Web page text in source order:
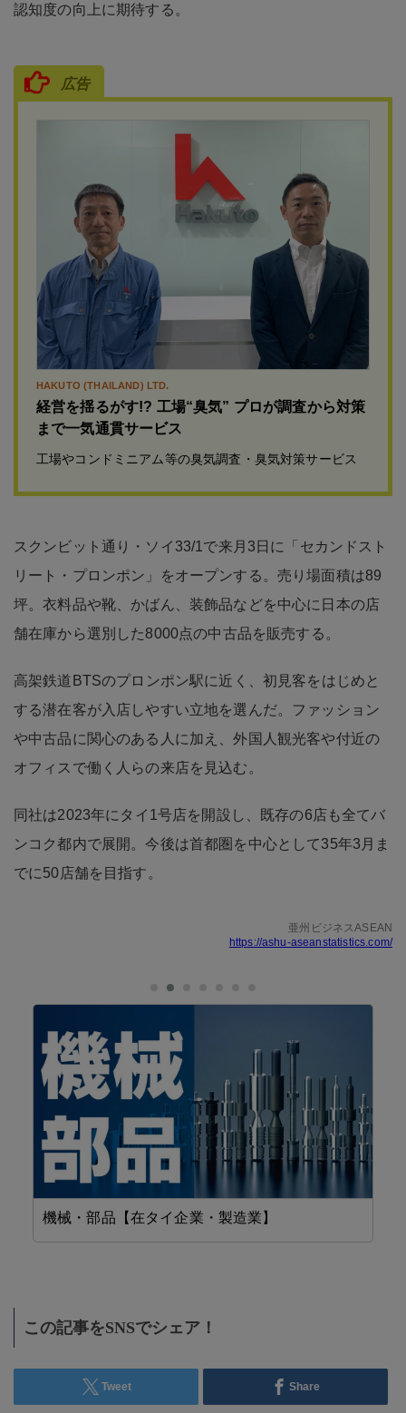
認知度の向上に期待する。
広告
HAKUTO (THAILAND) LTD.
経営を揺るがす!? 工場“臭気” プロが調査から対策
まで一気通貫サービス
工場やコンドミニアム等の臭気調査・臭気対策サービス
スクンビット通り・ソイ33/1で来月3日に「セカンドスト
リート・プロンポン」をオープンする。売り場面積は89
坪。衣料品や靴、かばん、装飾品などを中心に日本の店
舗在庫から選別した8000点の中古品を販売する。
高架鉄道BTSのプロンポン駅に近く、初見客をはじめと
する潜在客が入店しやすい立地を選んだ。ファッション
や中古品に関心のある人に加え、外国人観光客や付近の
オフィスで働く人らの来店を見込む。
同社は2023年にタイ1号店を開設し、既存の6店も全てバ
ンコク都内で展開。今後は首都圏を中心として35年3月ま
でに50店舗を目指す。
亜州ビジネスASEAN
https://ashu-aseanstatistics.com/
機械・部品【在タイ企業・製造業】
この記事をSNSでシェア！
Tweet Share